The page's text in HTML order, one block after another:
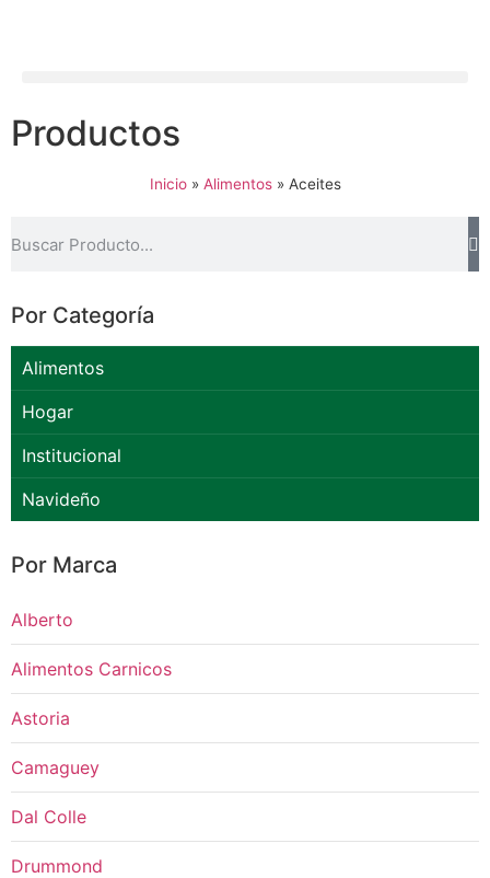
Productos
Inicio» Alimentos» Aceites
Por Categoría
Alimentos
Hogar
Institucional
Navideño
Por Marca
Alberto
Alimentos Carnicos
Astoria
Camaguey
Dal Colle
Drummond